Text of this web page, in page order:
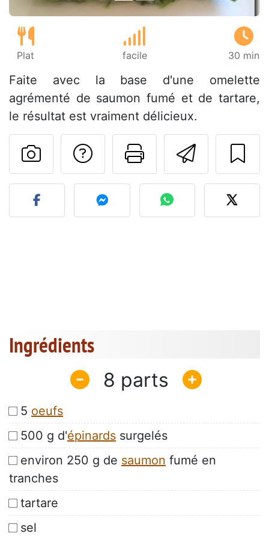
Plat facile 30 min
Faite avec la base d'une omelette
agrémenté de saumon fumé et de tartare,
le résultat est vraiment délicieux.
Imprimer
Poser une
Publier votre photo de
Ingrédients
8
5 oeufs
500 g d'épinards surgelés
environ 250 g de saumon fumé en
tranches
tartare
sel